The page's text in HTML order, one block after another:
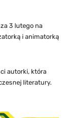
3 lutego na
i animatorką
autorki, która
literatury.